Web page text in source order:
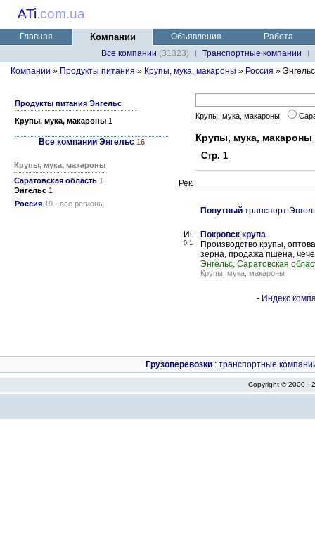
ATi.com.ua
Главная Компании Объявления
Работа
Все компании (31323)
Транспортные компании
Компании » Продукты питания » Крупы, мука, макароны » Россия » Энгельс
Продукты питания Энгельс
Крупы, мука, макароны 1
Все компании Энгельс 16
Крупы, мука, макароны
Саратовская область 1
Энгельс 1
Россия 19 - все регионы
Крупы, мука, макароны:
Крупы, мука, макароны
Стр. 1
Попутный транспорт
0.1
Покровск крупа
Производство крупы,
зерна, продажа пшена,
Энгельс, Саратовская
Крупы, мука, макароны
- Индекс
Грузоперевозки : транспортные
Copyright © 2000 -